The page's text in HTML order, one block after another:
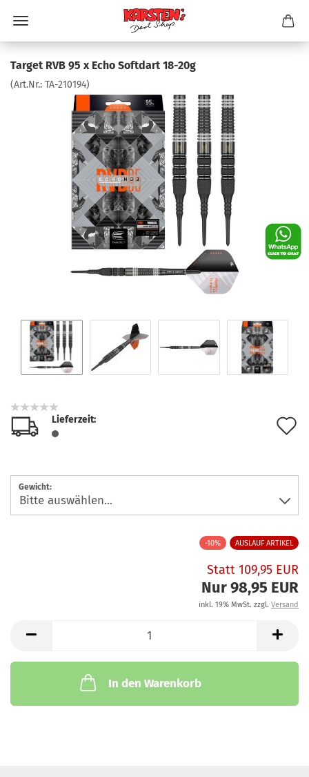
Target RVB 95 x Echo Softdart 18-20g
(Art.Nr.: TA-210194)
Lieferzeit:
Gewicht:
-10% AUSLAUF ARTIKEL
Statt 109,95 EUR
Nur 98,95 EUR
inkl. 19% MwSt. zzgl. Versand
In den Warenkorb